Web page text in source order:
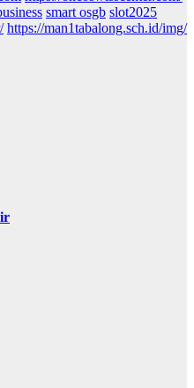
smart osgb slot2025
https://man1tabalong.sch.id/img/